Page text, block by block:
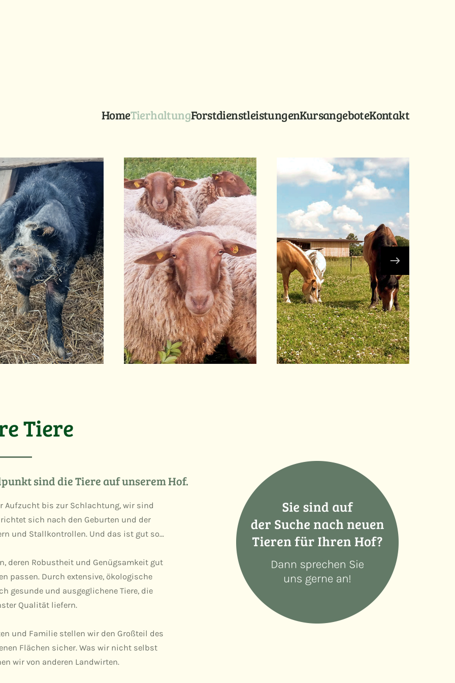
HomeTierhaltungForstdienstleistungenKursangeboteKontakt
Tiere
sind die Tiere auf unserem Hof.
Aufzucht bis zur Schlachtung, wir sind
sich nach den Geburten und der
und Stallkontrollen. Und das ist gut so…
deren Robustheit und Genügsamkeit gut
passen. Durch extensive, ökologische
gesunde und ausgeglichene Tiere, die
Qualität liefern.
und Familie stellen wir den Großteil des
Flächen sicher. Was wir nicht selbst
wir von anderen Landwirten.